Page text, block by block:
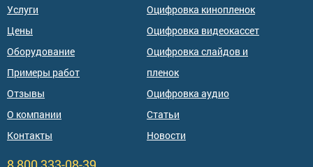
Услуги
Цены
Оборудование
Примеры работ
Отзывы
О компании
Контакты
Оцифровка кинопленок
Оцифровка видеокассет
Оцифровка слайдов и
пленок
Оцифровка аудио
Статьи
Новости